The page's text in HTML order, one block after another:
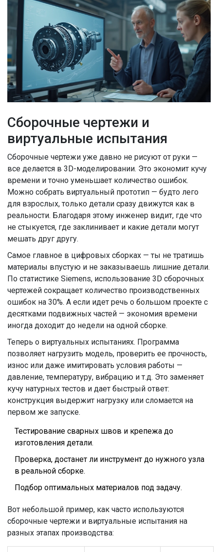
Сборочные чертежи и
виртуальные испытания
Сборочные чертежи уже давно не рисуют от руки —
все делается в 3D-моделировании. Это экономит кучу
времени и точно уменьшает количество ошибок.
Можно собрать виртуальный прототип — будто лего
для взрослых, только детали сразу движутся как в
реальности. Благодаря этому инженер видит, где что
не стыкуется, где заклинивает и какие детали могут
мешать друг другу.
Самое главное в цифровых сборках — ты не тратишь
материалы впустую и не заказываешь лишние детали.
По статистике Siemens, использование 3D сборочных
чертежей сокращает количество производственных
ошибок на 30%. А если идет речь о большом проекте с
десятками подвижных частей — экономия времени
иногда доходит до недели на одной сборке.
Теперь о виртуальных испытаниях. Программа
позволяет нагрузить модель, проверить ее прочность,
износ или даже имитировать условия работы —
давление, температуру, вибрацию и т.д. Это заменяет
кучу натурных тестов и дает быстрый ответ:
конструкция выдержит нагрузку или сломается на
первом же запуске.
Тестирование сварных швов и крепежа до
изготовления детали.
Проверка, достанет ли инструмент до нужного узла
в реальной сборке.
Подбор оптимальных материалов под задачу.
Вот небольшой пример, как часто используются
сборочные чертежи и виртуальные испытания на
разных этапах производства: